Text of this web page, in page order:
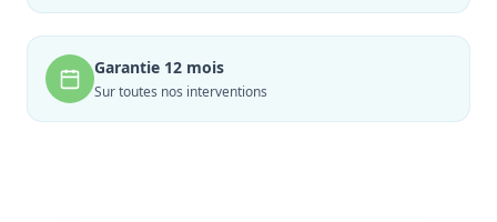
Garantie 12 mois
Sur toutes nos interventions